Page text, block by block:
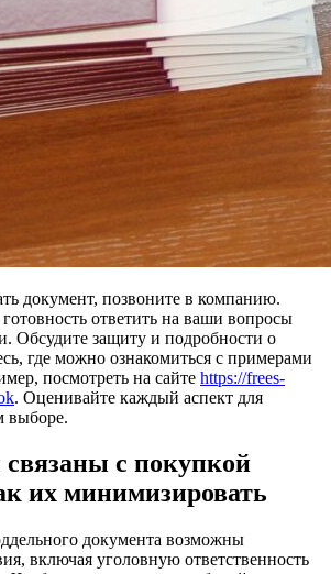
документ, позвоните в компанию.
ответить на ваши вопросы
Обсудите защиту и подробности о
где можно ознакомиться с примерами
посмотреть на сайте https://frees-
. Оценивайте каждый аспект для
выборе.
с покупкой
их минимизировать
документа возможны
включая уголовную ответственность